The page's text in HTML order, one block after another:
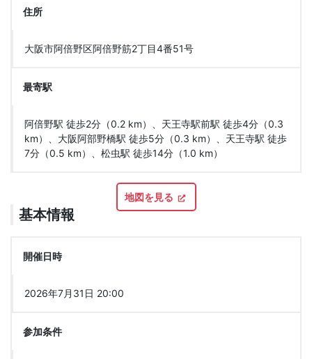
住所
大阪市阿倍野区阿倍野筋2丁目4番51号
最寄駅
阿倍野駅 徒歩2分（0.2 km）、天王寺駅前駅 徒歩4分（0.3
km）、大阪阿部野橋駅 徒歩5分（0.3 km）、天王寺駅 徒歩
7分（0.5 km）、松虫駅 徒歩14分（1.0 km）
地図を見る
基本情報
開催日時
2026年7月31日 20:00
参加条件